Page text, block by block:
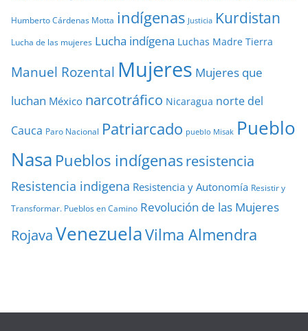
Humberto Cárdenas Motta indígenas Justicia Kurdistan
Lucha de las mujeres Lucha indígena Luchas Madre Tierra
Manuel Rozental Mujeres Mujeres que
luchan México narcotráfico Nicaragua norte del
Cauca Paro Nacional Patriarcado pueblo Misak Pueblo
Nasa Pueblos indígenasresistencia
Resistencia indigena Resistencia y Autonomía Resistir y
Transformar. Pueblos en Camino Revolución de las Mujeres
RojavaVenezuelaVilma Almendra